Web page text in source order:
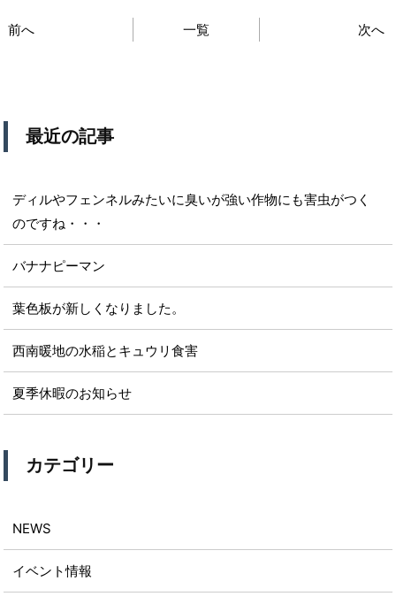
前へ 一覧 次へ
最近の記事
ディルやフェンネルみたいに臭いが強い作物にも害虫がつく
のですね・・・
バナナピーマン
葉色板が新しくなりました。
西南暖地の水稲とキュウリ食害
夏季休暇のお知らせ
カテゴリー
NEWS
イベント情報